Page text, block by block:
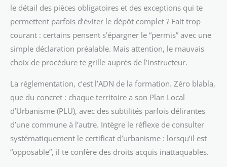
le détail des pièces obligatoires et des exceptions qui te
permettent parfois d’éviter le dépôt complet ? Fait trop
courant : certains pensent s’épargner le “permis” avec une
simple déclaration préalable. Mais attention, le mauvais
choix de procédure te grille auprès de l’instructeur.
La réglementation, c’est l’ADN de la formation. Zéro blabla,
que du concret : chaque territoire a son Plan Local
d’Urbanisme (PLU), avec des subtilités parfois délirantes
d’une commune à l’autre. Intègre le réflexe de consulter
systématiquement le certificat d’urbanisme : lorsqu’il est
“opposable”, il te confère des droits acquis inattaquables.